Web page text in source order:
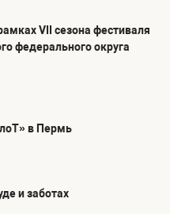
VII сезона фестиваля
федерального округа
в Пермь
и заботах